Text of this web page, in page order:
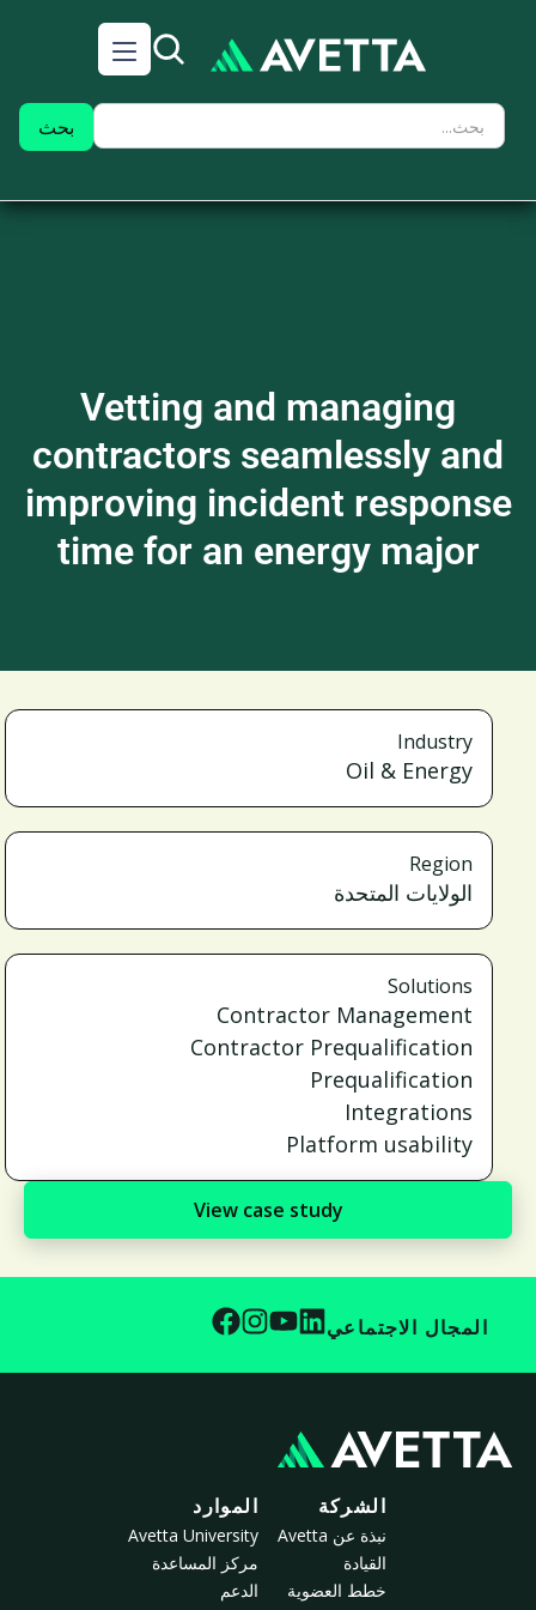
Vetting and managing
contractors seamlessly and
improving incident response
time for an energy major
Industry
Oil & Energy
Region
الولايات المتحدة
Solutions
Contractor Management
Contractor Prequalification
Prequalification
Integrations
Platform usability
View case study
المجال الاجتماعي
الشركة
نبذة عن Avetta
القيادة
خطط العضوية
الموارد
Avetta University
مركز المساعدة
الدعم